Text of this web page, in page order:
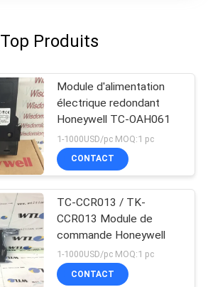
Top Produits
Module d'alimentation
électrique redondant
Honeywell TC-OAH061
1-1000USD/pc MOQ:1 pc
CONTACT
TC-CCR013 / TK-
CCR013 Module de
commande Honeywell
1-1000USD/pc MOQ:1 pc
CONTACT